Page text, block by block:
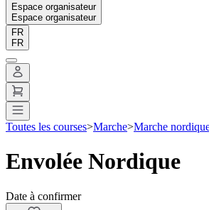
Espace organisateur
Espace organisateur
FR
FR
Toutes les courses>Marche>Marche
Envolée Nordique
Date à confirmer